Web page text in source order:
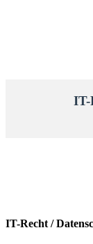
IT-
IT-Recht /